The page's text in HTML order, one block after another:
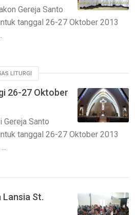
Gereja Santo
tanggal 26-27 Oktober 2013
LITURGI
26-27 Oktober
Santo
tanggal 26-27 Oktober 2013
Lansia St.